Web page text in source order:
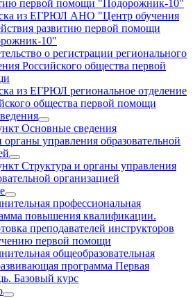
первой помощи "Подорожник-10"
из ЕГРЮЛ АНО "Центр обучения
развитию первой помощи
10"
о регистрации регионального
Российского общества первой
из ЕГРЮЛ региональное отделение
общества первой помощи
Основные сведения
органы управления образовательной
Структура и органы управления
организацией
профессиональная
повышения квалификации.
преподавателей инструкторов
первой помощи
общеобразовательная
программа Первая
Базовый курс